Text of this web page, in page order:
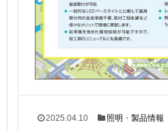
2025.04.10 照明 ・製品情報